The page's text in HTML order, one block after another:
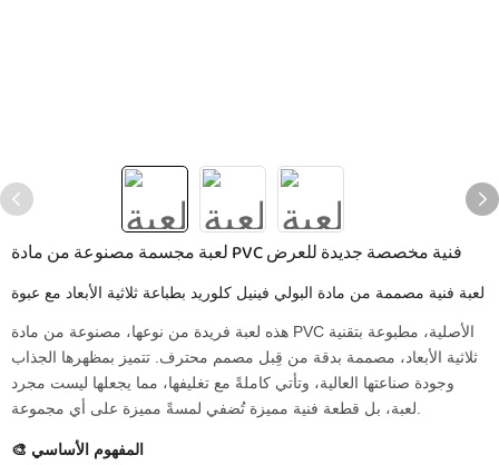
لعبة مجسمة مصنوعة من مادة PVC فنية مخصصة جديدة للعرض
لعبة فنية مصممة من مادة البولي فينيل كلوريد بطباعة ثلاثية الأبعاد مع عبوة
هذه لعبة فريدة من نوعها، مصنوعة من مادة PVC الأصلية، مطبوعة بتقنية
ثلاثية الأبعاد، مصممة بدقة من قِبل مصمم محترف. تتميز بمظهرها الجذاب
وجودة صناعتها العالية، وتأتي كاملةً مع تغليفها، مما يجعلها ليست مجرد
🎨 المفهوم الأساسي